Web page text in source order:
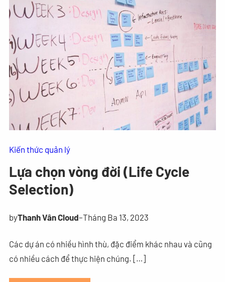
Kiến thức quản lý
Lựa chọn vòng đời (Life Cycle
Selection)
byThanh Vân Cloud–Tháng Ba 13, 2023
Các dự án có nhiều hình thù, đặc điểm khác nhau và cũng
có nhiều cách để thực hiện chúng. […]